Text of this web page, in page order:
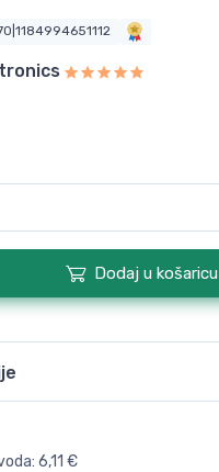
Dodaj u košaricu
6,11 €